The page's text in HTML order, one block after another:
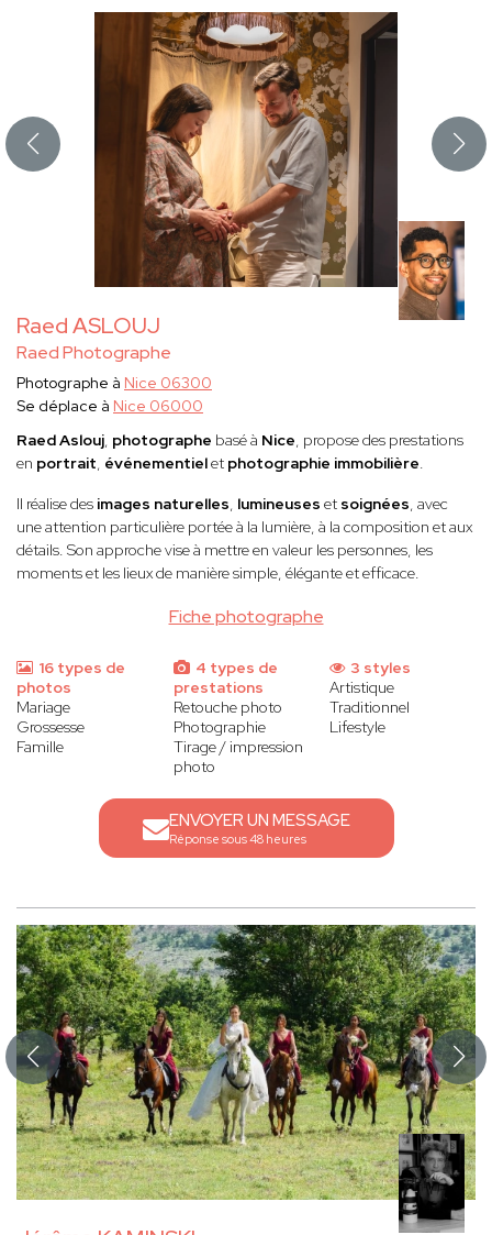
Raed ASLOUJ
Raed Photographe
Fiche photographe
Photographe à Nice 06300
Se déplace à Nice 06000
Raed Aslouj, photographe basé à Nice, propose des prestations
en portrait, événementielet photographie immobilière.
Il réalise des images naturelles, lumineuses et soignées, avec
une attention particulière portée à la lumière, à la composition et aux
détails. Son approche vise à mettre en valeur les personnes, les
moments et les lieux de manière simple, élégante et efficace.
16 types de
photos
Mariage
Grossesse
Famille
4 types de
prestations
Retouche photo
Photographie
Tirage / impression
photo
3 styles
Artistique
Traditionnel
Lifestyle
ENVOYER UN MESSAGE
Réponse sous 48 heures